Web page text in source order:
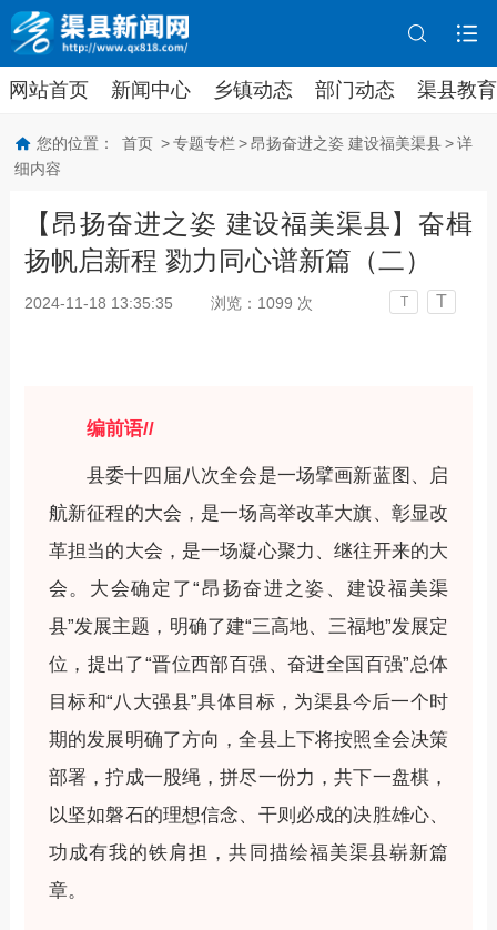
网站首页 新闻中心 乡镇动态 部门动态 渠县教育
您的位置： 首页 > 专题专栏 > 昂扬奋进之姿 建设福美渠县 > 详
细内容
【昂扬奋进之姿 建设福美渠县】奋楫
扬帆启新程 勠力同心谱新篇（二）
2024-11-18 13:35:35 浏览： 1099 次 T T
编前语//
县委十四届八次全会是一场擘画新蓝图、启
航新征程的大会，是一场高举改革大旗、彰显改
革担当的大会，是一场凝心聚力、继往开来的大
会。大会确定了“昂扬奋进之姿、建设福美渠
县”发展主题，明确了建“三高地、三福地”发展定
位，提出了“晋位西部百强、奋进全国百强”总体
目标和“八大强县”具体目标，为渠县今后一个时
期的发展明确了方向，全县上下将按照全会决策
部署，拧成一股绳，拼尽一份力，共下一盘棋，
以坚如磐石的理想信念、干则必成的决胜雄心、
功成有我的铁肩担，共同描绘福美渠县崭新篇
章。